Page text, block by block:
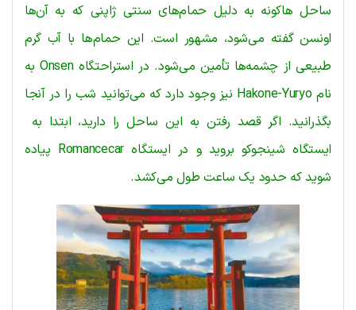
ساحل هاکونه به دلیل حمام‌های سنتی ژاپنی که به آن‌ها
اونسن گفته می‌شود، مشهور است. این حمام‌ها با آب گرم
طبیعی از چشمه‌ها تأمین می‌شود. در استراحتگاه Onsen به
نام Hakone-Yuryo نیز وجود دارد که می‌توانید شب را در آنجا
بگذرانید. اگر قصد رفتن به این ساحل را دارید، ابتدا به
ایستگاه شینجوکو بروید و در ایستگاه Romancecar پیاده
شوید که حدود یک ساعت طول می‌کشد.